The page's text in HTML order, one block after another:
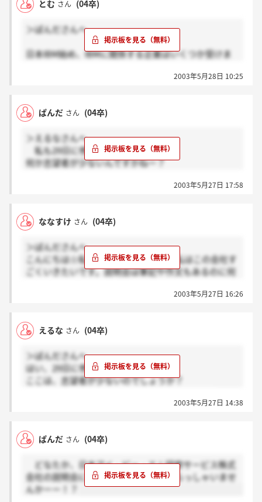
＞＜とむ さん (04卒)
＞ぱんださんへ
日本IBM始め、IBMに関係する企業はいくつか受けま
やはりここも同じ問題が出題されるんでしょうかね
2003年5月28日 10:25
ぱんだ さん (04卒)
＞えるなさんへ
私も29日に参加しますよ！！
何か志望者が少ないんですかねー？
な気がするのですけど、どうなんでしょうね＞＜
ています。私は英語が出来ないので、筆記がホントに
難関です・・・
お互い頑張りましょうねー！！
2003年5月27日 17:58
ななすけ さん (04卒)
＞ぱんださんへ
こんにちは☆私は29日に参加します！私はこの会社す
ごくいきたいです。説明会は筆記や作文もあるのに何
2003年5月27日 16:26
えるな さん (04卒)
＞ぱんださんへ
はい、29日に参加予定です。
ここは、志望者が少ないのでしょうか？
2003年5月27日 14:38
ぱんだ さん (04卒)
どなたか、日本アイ・ビー・エム研修サービス株式
会社の説明会に今週参加される方はいらっしゃいませ
んかーー！？